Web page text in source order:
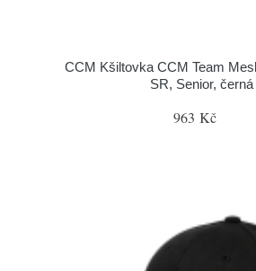
CCM Kšiltovka CCM Team
SR, Senior, černá
963 Kč